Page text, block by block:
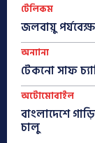
টেলিকম
জলবায়ু
অন্যান্য
টেকনো সাফ
অটোমোবাইল
বাংলাদেশে
চালু